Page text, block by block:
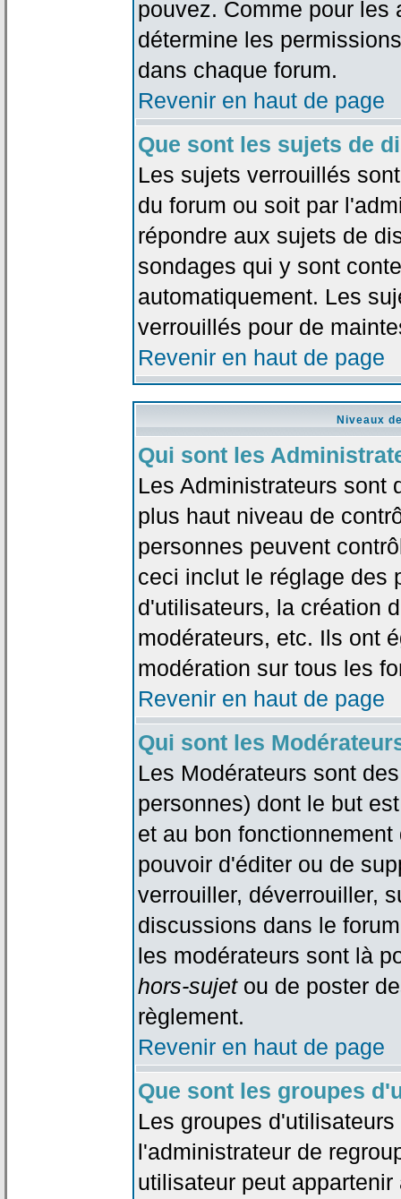
pouvez. Comme pour les
détermine les
dans chaque forum.
Revenir en haut de page
Que sont les sujets de
Les sujets verrouillés
du forum ou soit par
répondre aux sujets de
sondages qui y sont
automatiquement. Les
verrouillés pour de
Revenir en haut de page
Niveaux
Qui sont les
Les Administrateurs sont
plus haut niveau de
personnes peuvent
ceci inclut le réglage des
d'utilisateurs, la création
modérateurs, etc. Ils ont
modération sur tous les
Revenir en haut de page
Qui sont les
Les Modérateurs sont
personnes) dont le but
et au bon
pouvoir d'éditer ou de
verrouiller, déverrouiller,
discussions dans le
les modérateurs sont là
hors-sujetou de poster
règlement.
Revenir en haut de page
Que sont les groupes
Les groupes
l'administrateur de
utilisateur peut